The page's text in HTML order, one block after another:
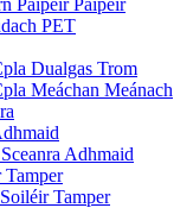
PET
Dualgas Trom
Meáchan Meánach
Adhmaid
Tamper
Tamper